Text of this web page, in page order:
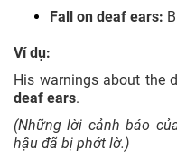
Fall on deaf ears:
Ví dụ:
His warnings about the
deaf ears.
(Những lời cảnh báo
hậu đã bị phớt lờ.)